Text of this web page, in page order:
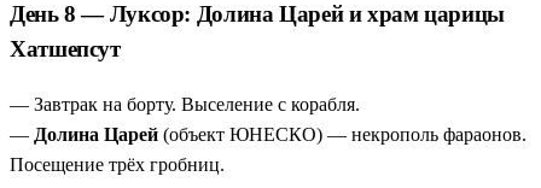
День 8 — Луксор: Долина Царей и храм царицы
Хатшепсут
— Завтрак на борту. Выселение с корабля.
— Долина Царей (объект ЮНЕСКО) — некрополь фараонов.
Посещение трёх гробниц.